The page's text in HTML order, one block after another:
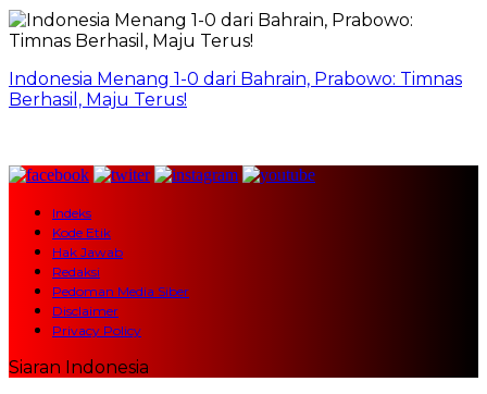
Indonesia Menang 1-0 dari Bahrain, Prabowo: Timnas
Berhasil, Maju Terus!
Indeks
Kode Etik
Hak Jawab
Redaksi
Pedoman Media Siber
Disclaimer
Privacy Policy
Siaran Indonesia